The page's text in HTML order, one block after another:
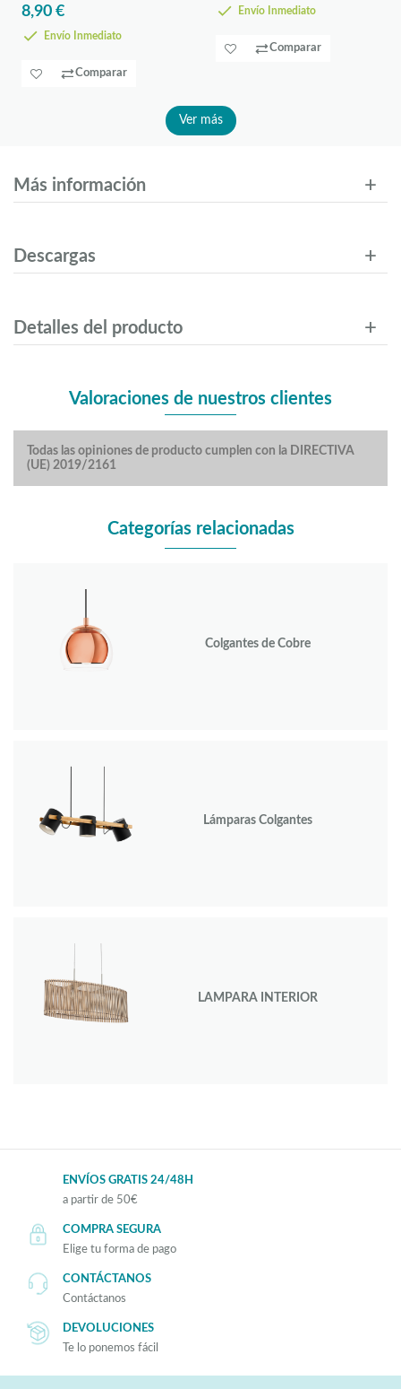
8,90 €
Envío Inmediato
Comparar
Envío Inmediato
Comparar
Ver más
Más información
Descargas
Detalles del producto
Valoraciones de nuestros clientes
Todas las opiniones de producto cumplen con la DIRECTIVA
(UE) 2019/2161
Categorías relacionadas
Colgantes de Cobre
Lámparas Colgantes
LAMPARA INTERIOR
ENVÍOS GRATIS 24/48H
a partir de 50€
COMPRA SEGURA
Elige tu forma de pago
CONTÁCTANOS
Contáctanos
DEVOLUCIONES
Te lo ponemos fácil